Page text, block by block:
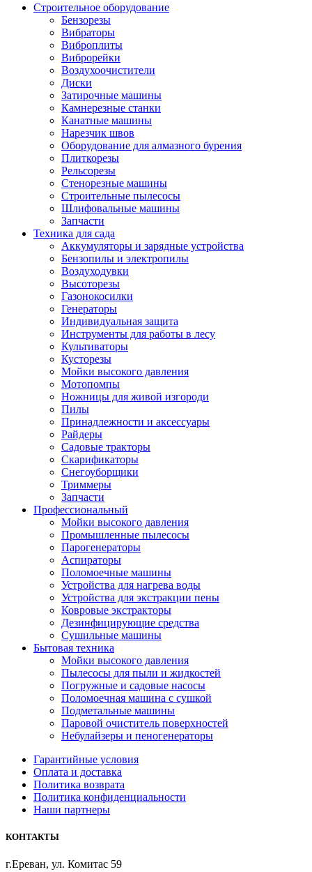
Строительное оборудование
Бензорезы
Вибраторы
Виброплиты
Виброрейки
Воздухоочистители
Диски
Затирочные машины
Камнерезные станки
Канатные машины
Нарезчик швов
Оборудование для алмазного бурения
Плиткорезы
Рельсорезы
Стенорезные машины
Строительные пылесосы
Шлифовальные машины
Запчасти
Техника для сада
Аккумуляторы и зарядные устройства
Бензопилы и электропилы
Воздуходувки
Высоторезы
Газонокосилки
Генераторы
Индивидуальная защита
Инструменты для работы в лесу
Культиваторы
Кусторезы
Мойки высокого давления
Мотопомпы
Ножницы для живой изгороди
Пилы
Принадлежности и аксессуары
Райдеры
Садовые тракторы
Скарификаторы
Снегоуборщики
Триммеры
Запчасти
Профессиональный
Мойки высокого давления
Промышленные пылесосы
Парогенераторы
Аспираторы
Поломоечные машины
Устройства для нагрева воды
Устройства для экстракции пены
Ковровые экстракторы
Дезинфицирующие средства
Сушильные машины
Бытовая техника
Мойки высокого давления
Пылесосы для пыли и жидкостей
Погружные и садовые насосы
Поломоечная машина с сушкой
Подметальные машины
Паровой очиститель поверхностей
Небулайзеры и пеногенераторы
Гарантийные условия
Оплата и доставка
Политика возврата
Политика конфиденциальности
Наши партнеры
КОНТАКТЫ
г.Ереван, ул. Комитас 59